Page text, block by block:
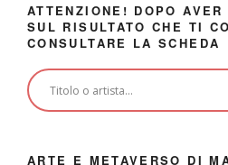
ATTENZIONE! DOPO
SUL RISULTATO CHE TI
CONSULTARE LA SCHEDA
ARTE E METAVERSO DI